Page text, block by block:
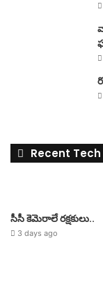
Recent Tech
సీసీ కెమెరాలే రక్షకులు..
3 days ago